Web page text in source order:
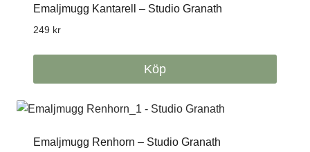
Emaljmugg Kantarell – Studio Granath
249 kr
Köp
Emaljmugg Renhorn – Studio Granath